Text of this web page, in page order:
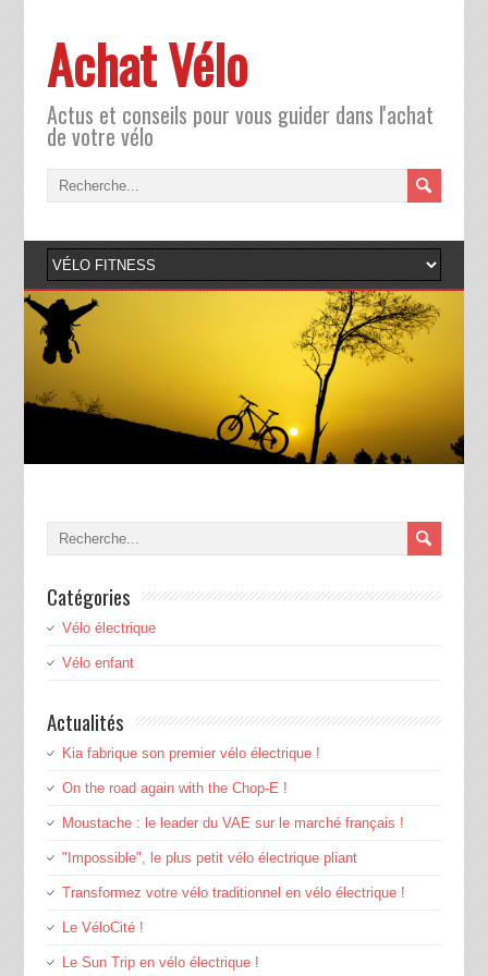
Achat Vélo
Actus et conseils pour vous guider dans l'achat
de votre vélo
Catégories
Vélo électrique
Vélo enfant
Actualités
Kia fabrique son premier vélo électrique !
On the road again with the Chop-E !
Moustache : le leader du VAE sur le marché français !
"Impossible", le plus petit vélo électrique pliant
Transformez votre vélo traditionnel en vélo électrique !
Le VéloCité !
Le Sun Trip en vélo électrique !